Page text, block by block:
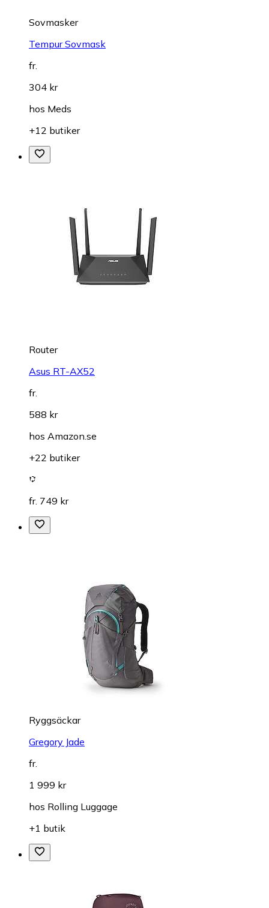
Sovmasker
Tempur Sovmask
fr.
304 kr
hos Meds
+12 butiker
Router
Asus RT-AX52
fr.
588 kr
hos Amazon.se
+22 butiker
fr. 749 kr
Ryggsäckar
Gregory Jade
fr.
1 999 kr
hos Rolling Luggage
+1 butik